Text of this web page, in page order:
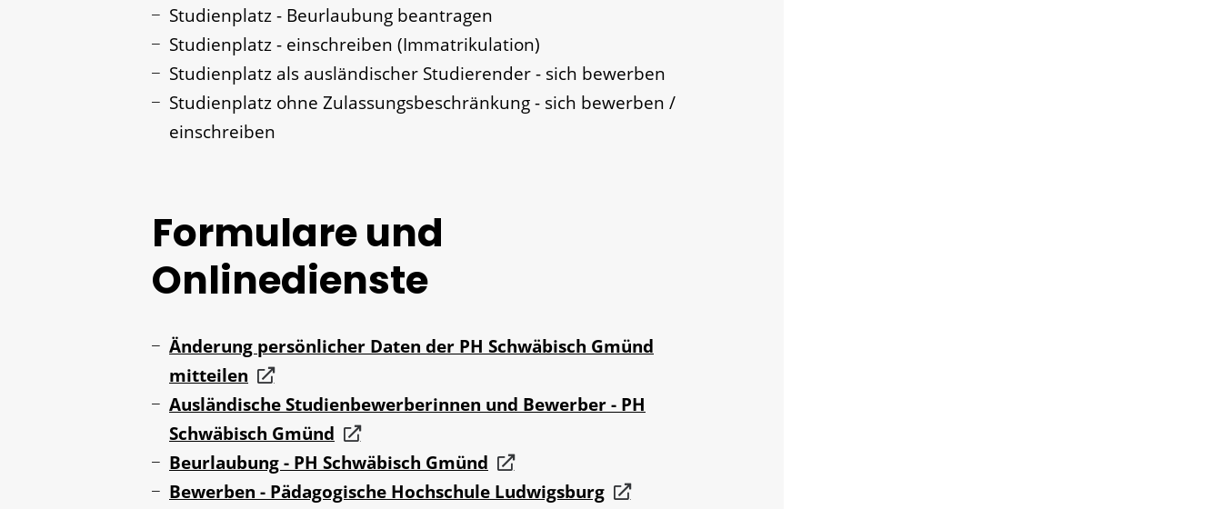
Studienplatz - Beurlaubung beantragen
Studienplatz - einschreiben (Immatrikulation)
Studienplatz als ausländischer Studierender - sich bewerben
Studienplatz ohne Zulassungsbeschränkung - sich bewerben /
einschreiben
Formulare und
Onlinedienste
Änderung persönlicher Daten der PH Schwäbisch Gmünd
mitteilen
Ausländische Studienbewerberinnen und Bewerber - PH
Schwäbisch Gmünd
Beurlaubung - PH Schwäbisch Gmünd
Bewerben - Pädagogische Hochschule Ludwigsburg